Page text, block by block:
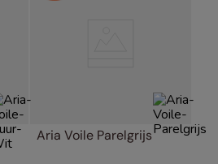
Aria Voile Parelgrijs